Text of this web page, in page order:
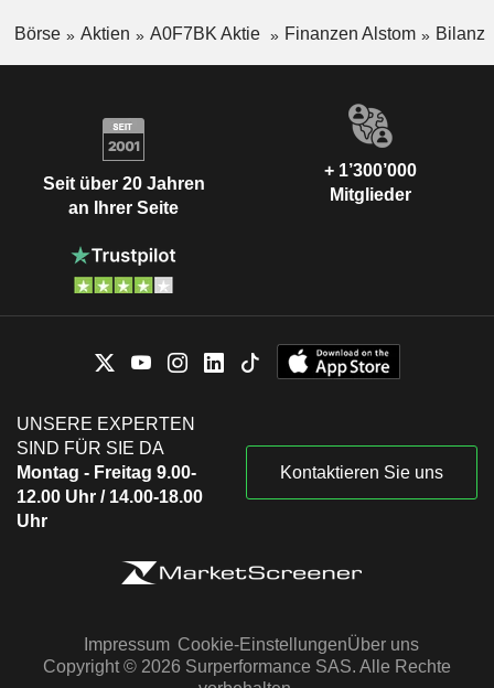
Börse Aktien A0F7BK Aktie Finanzen Alstom Bilanz
Seit über 20 Jahren
an Ihrer Seite
+ 1’300’000
Mitglieder
UNSERE EXPERTEN
SIND FÜR SIE DA
Montag - Freitag 9.00-
12.00 Uhr / 14.00-18.00
Uhr
Kontaktieren Sie uns
Impressum Cookie-EinstellungenÜber uns
Copyright © 2026 Surperformance SAS. Alle Rechte